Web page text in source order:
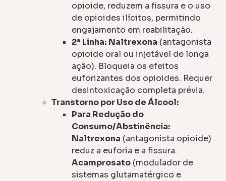
opioide, reduzem a fissura e o uso
de opioides ilícitos, permitindo
engajamento em reabilitação.
2ª Linha: Naltrexona (antagonista
opioide oral ou injetável de longa
ação). Bloqueia os efeitos
euforizantes dos opioides. Requer
desintoxicação completa prévia.
Transtorno por Uso de Álcool:
Para Redução do
Consumo/Abstinência:
Naltrexona (antagonista opioide)
reduz a euforia e a fissura.
Acamprosato (modulador de
sistemas glutamatérgico e